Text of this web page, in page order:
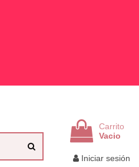
Carrito
Vacio
Iniciar sesión